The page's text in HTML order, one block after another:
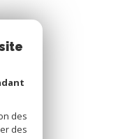
des
des